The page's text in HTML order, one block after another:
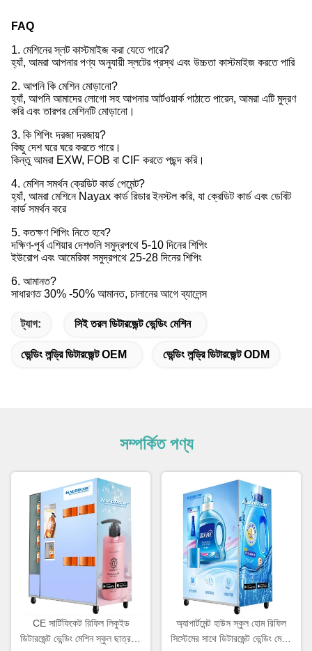
FAQ
1. মেশিনের স্লট কাস্টমাইজ করা যেতে পারে?
হ্যাঁ, আমরা আপনার পণ্য অনুযায়ী স্লটের প্রস্থ এবং উচ্চতা কাস্টমাইজ করতে পারি
2. আপনি কি মেশিন মোড়ানো?
হ্যাঁ, আপনি আমাদের লোগো সহ আপনার আর্টওয়ার্ক পাঠাতে পারেন, আমরা এটি মুদ্রণ
করি এবং তারপর মেশিনটি মোড়ানো।
3. কি শিপিং দরজা দরজায়?
কিছু দেশ ঘরে ঘরে করতে পারে।
কিন্তু আমরা EXW, FOB বা CIF করতে পছন্দ করি।
4. মেশিন সমর্থন ক্রেডিট কার্ড পেমেন্ট?
হ্যাঁ, আমরা মেশিনে Nayax কার্ড রিডার ইনস্টল করি, যা ক্রেডিট কার্ড এবং ডেবিট
কার্ড সমর্থন করে
5. কতক্ষণ শিপিং নিতে হবে?
দক্ষিণ-পূর্ব এশিয়ার দেশগুলি সমুদ্রপথে 5-10 দিনের শিপিং
ইউরোপ এবং আমেরিকা সমুদ্রপথে 25-28 দিনের শিপিং
6. আমানত?
সাধারণত 30% -50% আমানত, চালানের আগে ব্যালেন্স
ট্যাগ: সিই তরল ডিটারজেন্ট ভেন্ডিং মেশিন
ভেন্ডিং লন্ড্রি ডিটারজেন্ট OEM ভেন্ডিং লন্ড্রি ডিটারজেন্ট ODM
সম্পর্কিত পণ্য
CE সার্টিফিকেট রিফিল লিকুইড
ডিটারজেন্ট ভেন্ডিং মেশিন স্কুল ছাত্রদের
অ্যাপার্টমেন্ট হাউস স্কুল হোম রিফিল
সিস্টেমের সাথে ডিটারজেন্ট ভেন্ডিং মেশিন